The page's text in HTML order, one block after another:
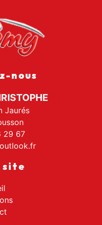
nous
Jaurés
29 67
site